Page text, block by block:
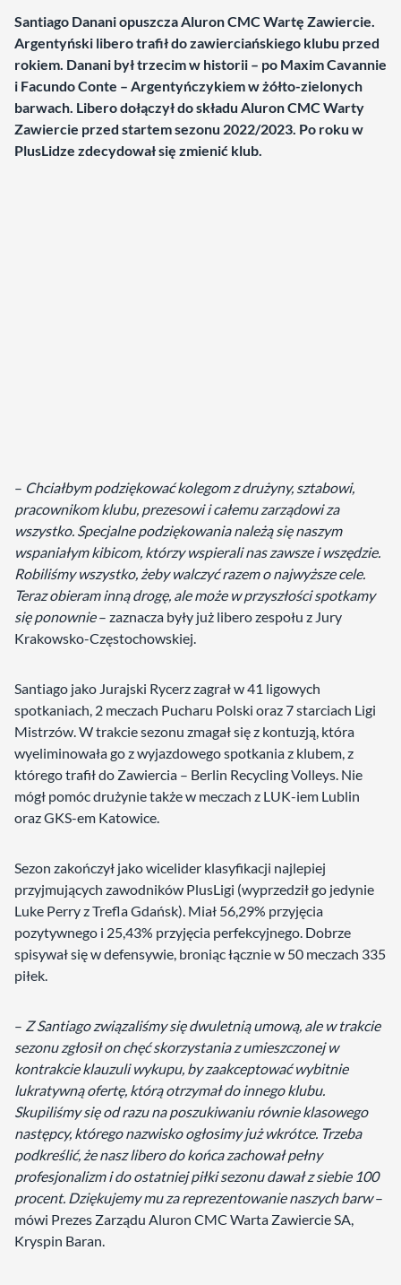
Santiago Danani opuszcza Aluron CMC Wartę Zawiercie.
Argentyński libero trafił do zawierciańskiego klubu przed
rokiem. Danani był trzecim w historii – po Maxim Cavannie
i Facundo Conte – Argentyńczykiem w żółto-zielonych
barwach. Libero dołączył do składu Aluron CMC Warty
Zawiercie przed startem sezonu 2022/2023. Po roku w
PlusLidze zdecydował się zmienić klub.
– Chciałbym podziękować kolegom z drużyny, sztabowi,
pracownikom klubu, prezesowi i całemu zarządowi za
wszystko. Specjalne podziękowania należą się naszym
wspaniałym kibicom, którzy wspierali nas zawsze i wszędzie.
Robiliśmy wszystko, żeby walczyć razem o najwyższe cele.
Teraz obieram inną drogę, ale może w przyszłości spotkamy
się ponownie– zaznacza były już libero zespołu z Jury
Krakowsko-Częstochowskiej.
Santiago jako Jurajski Rycerz zagrał w 41 ligowych
spotkaniach, 2 meczach Pucharu Polski oraz 7 starciach Ligi
Mistrzów. W trakcie sezonu zmagał się z kontuzją, która
wyeliminowała go z wyjazdowego spotkania z klubem, z
którego trafił do Zawiercia – Berlin Recycling Volleys. Nie
mógł pomóc drużynie także w meczach z LUK-iem Lublin
oraz GKS-em Katowice.
Sezon zakończył jako wicelider klasyfikacji najlepiej
przyjmujących zawodników PlusLigi (wyprzedził go jedynie
Luke Perry z Trefla Gdańsk). Miał 56,29% przyjęcia
pozytywnego i 25,43% przyjęcia perfekcyjnego. Dobrze
spisywał się w defensywie, broniąc łącznie w 50 meczach 335
piłek.
– Z Santiago związaliśmy się dwuletnią umową, ale w trakcie
sezonu zgłosił on chęć skorzystania z umieszczonej w
kontrakcie klauzuli wykupu, by zaakceptować wybitnie
lukratywną ofertę, którą otrzymał do innego klubu.
Skupiliśmy się od razu na poszukiwaniu równie klasowego
następcy, którego nazwisko ogłosimy już wkrótce. Trzeba
podkreślić, że nasz libero do końca zachował pełny
profesjonalizm i do ostatniej piłki sezonu dawał z siebie 100
procent. Dziękujemy mu za reprezentowanie naszych barw–
mówi Prezes Zarządu Aluron CMC Warta Zawiercie SA,
Kryspin Baran.